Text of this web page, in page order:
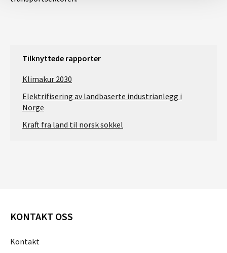
Tilknyttede rapporter
Klimakur 2030
Elektrifisering av landbaserte industrianlegg i
Norge
Kraft fra land til norsk sokkel
KONTAKT OSS
Kontakt